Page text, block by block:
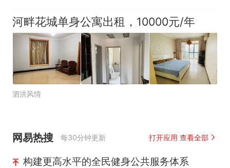
河畔花城单身公寓出租，10000元/年
泗洪风情
网易热搜 每30分钟更新 打开应用 查看全部
构建更高水平的全民健身公共服务体系